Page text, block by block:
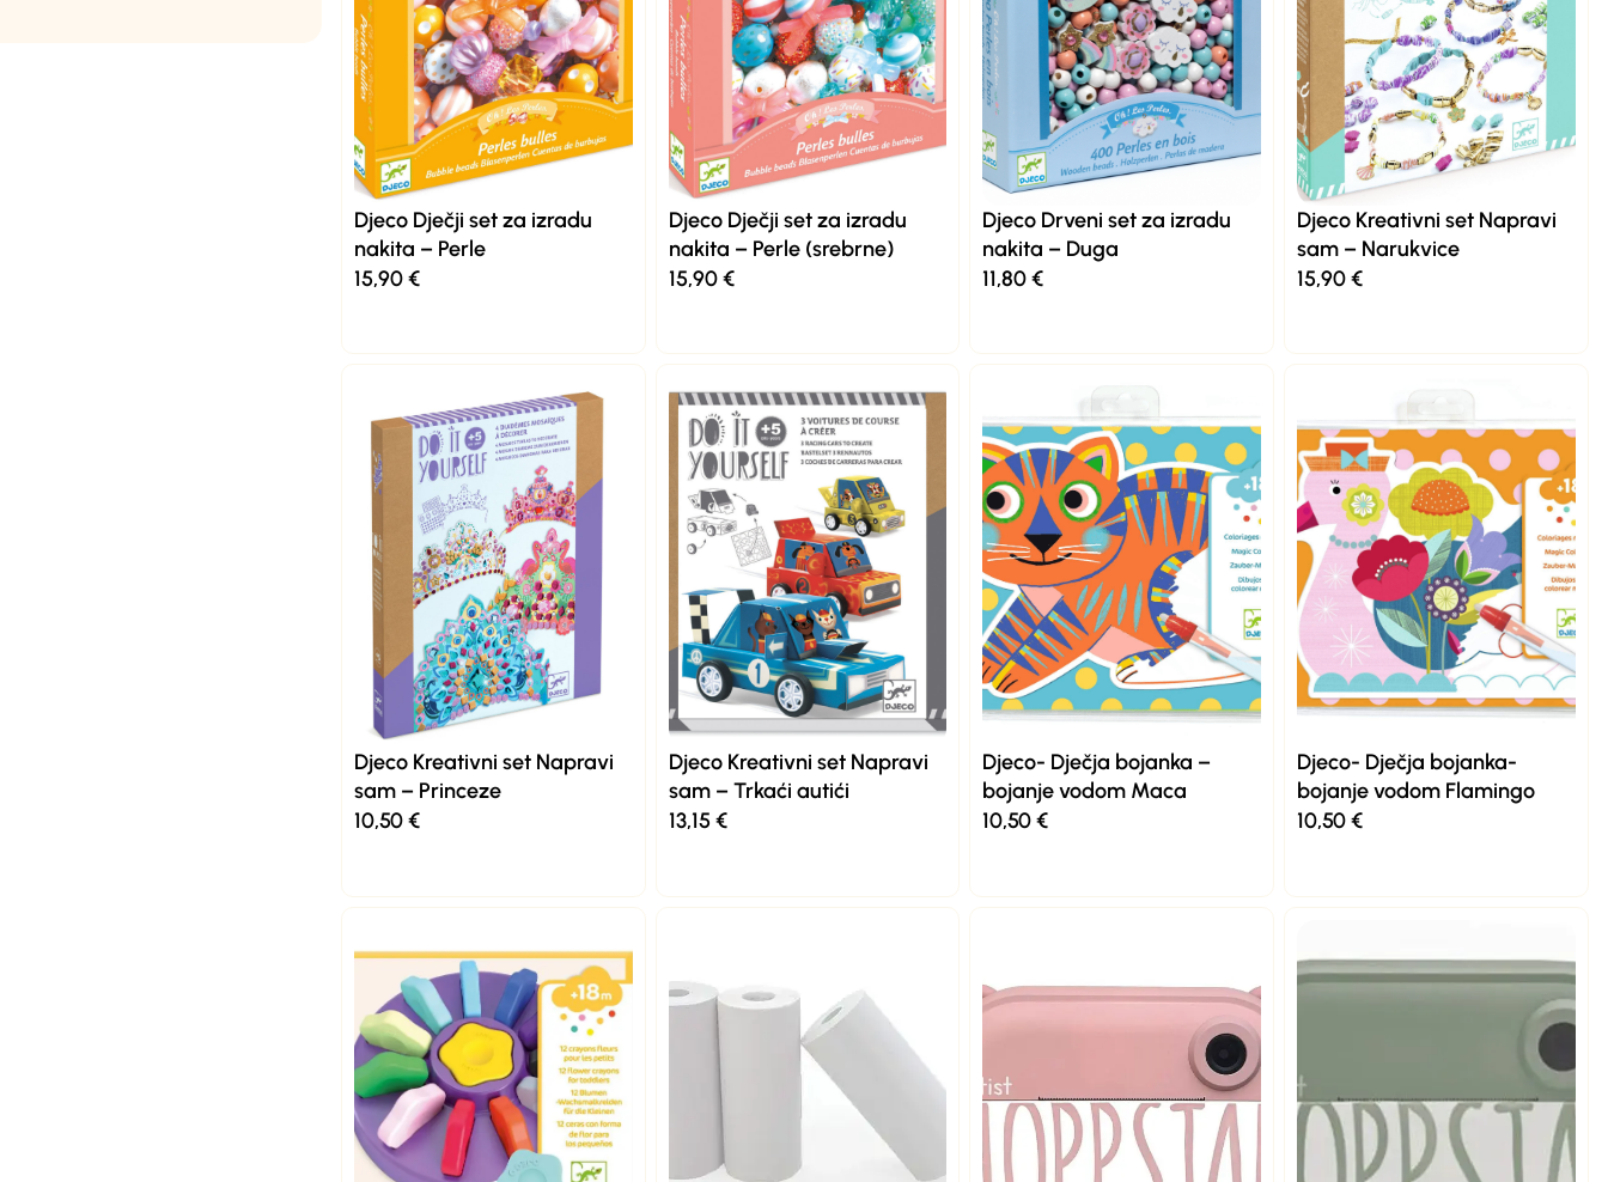
Djeco Dječji set za izradu
nakita – Perle
15,90€
Djeco Dječji set za izradu
nakita – Perle (srebrne)
15,90€
Djeco Drveni set za izradu
nakita – Duga
11,80€
Djeco Kreativni set Napravi
sam – Narukvice
15,90€
Djeco Kreativni set Napravi
sam – Princeze
10,50€
Djeco Kreativni set Napravi
sam – Trkaći autići
13,15 €
Djeco- Dječja bojanka –
bojanje vodom Maca
10,50€
Djeco- Dječja bojanka-
bojanje vodom Flamingo
10,50€